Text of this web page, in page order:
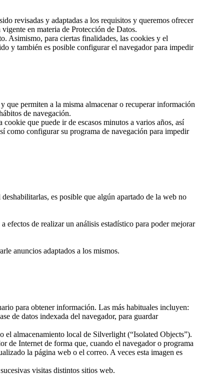
revisadas y adaptadas a los requisitos y queremos ofrecer
en materia de Protección de Datos.
Asimismo, para ciertas finalidades, las cookies y el
y también es posible configurar el navegador para impedir
que permiten a la misma almacenar o recuperar información
de navegación.
que puede ir de escasos minutos a varios años, así
como configurar su programa de navegación para impedir
es posible que algún apartado de la web no
efectos de realizar un análisis estadístico para poder mejorar
anuncios adaptados a los mismos.
para obtener información. Las más habituales incluyen:
de datos indexada del navegador, para guardar
el almacenamiento local de Silverlight (“Isolated Objects”).
de Internet de forma que, cuando el navegador o programa
la página web o el correo. A veces esta imagen es
visitas distintos sitios web.